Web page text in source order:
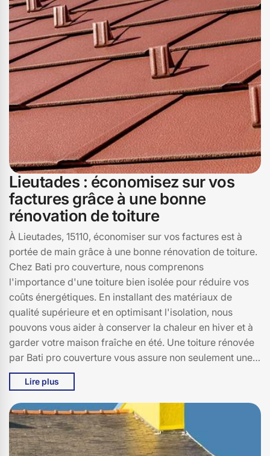
climatiques de Lieutades. En nous confiant votre projet,
vous bénéficiez de notre expertise pour choisir la
solution la plus adaptée à vos besoins et à votre budget.
Contactez-nous pour une consultation personnalisée à
15110.
Lieutades : économisez sur vos
factures grâce à une bonne
rénovation de toiture
À Lieutades, 15110, économiser sur vos factures est à
portée de main grâce à une bonne rénovation de toiture.
Chez Bati pro couverture, nous comprenons
l'importance d'une toiture bien isolée pour réduire vos
coûts énergétiques. En installant des matériaux de
qualité supérieure et en optimisant l'isolation, nous
pouvons vous aider à conserver la chaleur en hiver et à
garder votre maison fraîche en été. Une toiture rénovée
par Bati pro couverture vous assure non seulement une
protection accrue contre les intempéries, mais aussi une
réduction significative de vos factures de chauffage et
de climatisation. N'attendez plus pour faire des
économies et améliorer le confort de votre maison à
Lieutades. Faites confiance à Bati pro couverture pour
une rénovation de toiture de qualité, adaptée à vos
Lire plus